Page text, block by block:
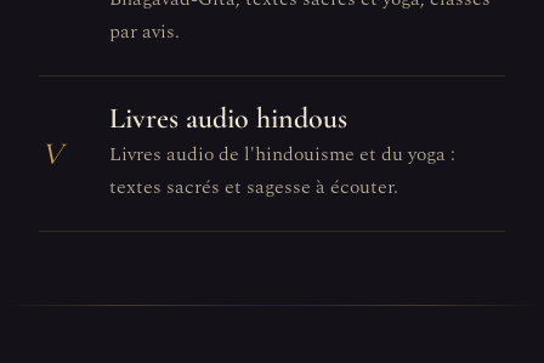
par avis.
V
Livres audio hindous
Livres audio de l'hindouisme et du yoga :
textes sacrés et sagesse à écouter.